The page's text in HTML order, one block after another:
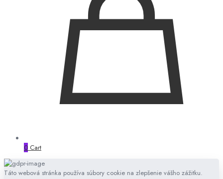
0 Cart
Táto webová stránka používa súbory cookie na zlepšenie vášho zážitku.